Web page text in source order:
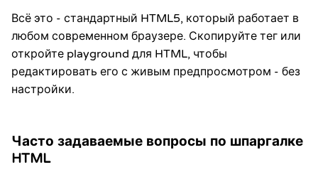
Всё это - стандартный HTML5, который работает в
любом современном браузере. Скопируйте тег или
откройте playground для HTML, чтобы
редактировать его с живым предпросмотром - без
настройки.
Часто задаваемые вопросы по шпаргалке
HTML